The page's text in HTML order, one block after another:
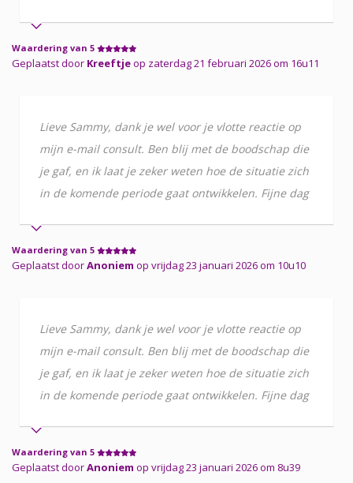
Waardering van 5
Geplaatst door Kreeftjeop zaterdag 21 februari 2026 om 16u11
Lieve Sammy, dank je wel voor je vlotte reactie op
mijn e-mail consult. Ben blij met de boodschap die
je gaf, en ik laat je zeker weten hoe de situatie zich
in de komende periode gaat ontwikkelen. Fijne dag
Waardering van 5
Geplaatst doorAnoniem op vrijdag 23 januari 2026 om 10u10
Lieve Sammy, dank je wel voor je vlotte reactie op
mijn e-mail consult. Ben blij met de boodschap die
je gaf, en ik laat je zeker weten hoe de situatie zich
in de komende periode gaat ontwikkelen. Fijne dag
Waardering van 5
Geplaatst doorAnoniem op vrijdag 23 januari 2026 om 8u39